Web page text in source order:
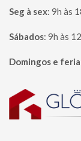
Seg à sex: 9h às
Sábados: 9h às
Domingos e
Página inicial